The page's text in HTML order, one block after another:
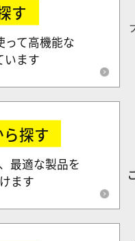
す
って高機能な
います
ら探す
最適な製品を
ます